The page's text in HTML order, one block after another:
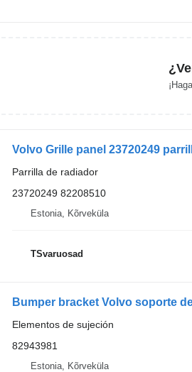
Volvo Grille panel 23720249
Parrilla de radiador
23720249 82208510
Estonia, Kõrveküla
TSvaruosad
Bumper bracket Volvo soporte
Elementos de sujeción
82943981
Estonia, Kõrveküla